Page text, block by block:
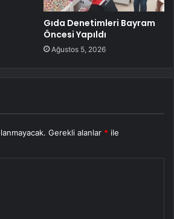
Gıda Denetimleri Bayram
Öncesi Yapıldı
Ağustos 5, 2026
Gerekli alanlar * ile